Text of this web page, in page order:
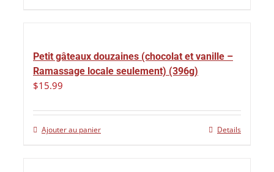
Petit gâteaux douzaines (chocolat et vanille –
Ramassage locale seulement) (396g)
$15.99
Ajouter au panier Details